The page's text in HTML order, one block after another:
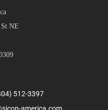
St NE
512-3397